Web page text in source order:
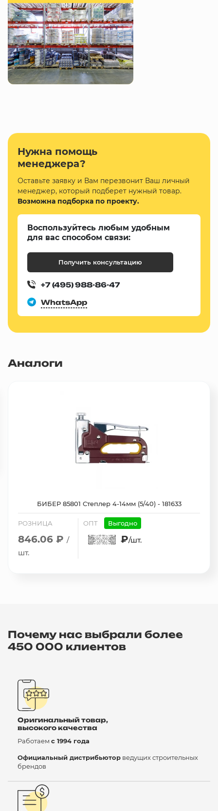
Нужна помощь
менеджера?
Оставьте заявку и Вам перезвонит Ваш личный
менеджер, который подберет нужный товар.
Возможна подборка по проекту.
Воспользуйтесь любым удобным
для вас способом связи:
Получить консультацию
+7 (495) 988-86-47
WhatsApp
Аналоги
БИБЕР 85801 Степлер 4-14мм (5/40) - 181633
РОЗНИЦА
846.06 ₽ /
шт.
ОПТ Выгодно
₽/шт.
Почему нас выбрали более
450 000 клиентов
Оригинальный товар,
высокого качества
Работаем с 1994 года
Официальный дистрибьютор ведущих строительных
брендов